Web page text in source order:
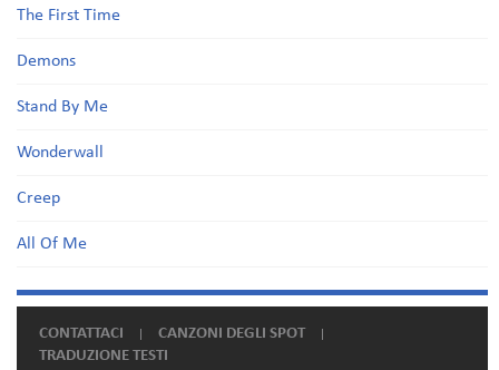
The First Time
Demons
Stand By Me
Wonderwall
Creep
All Of Me
CONTATTACI
CANZONI DEGLI SPOT
TRADUZIONE TESTI